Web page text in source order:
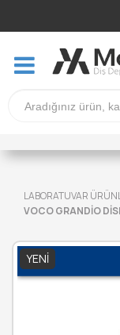
LABORATUVAR
VOCO GRANDİO
YENI